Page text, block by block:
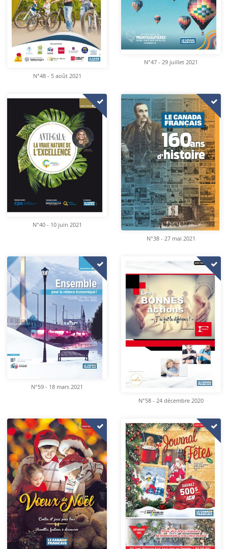
N°48 - 5 août 2021
N°47 - 29 juillet 2021
N°40 - 10 juin 2021
N°38 - 27 mai 2021
N°59 - 18 mars 2021
N°58 - 24 décembre 2020